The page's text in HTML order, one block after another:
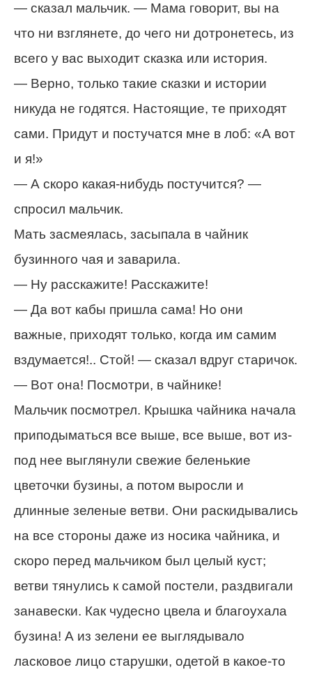
— сказал мальчик. — Мама говорит, вы на
что ни взглянете, до чего ни дотронетесь, из
всего у вас выходит сказка или история.
— Верно, только такие сказки и истории
никуда не годятся. Настоящие, те приходят
сами. Придут и постучатся мне в лоб: «А вот
и я!»
— А скоро какая-нибудь постучится? —
спросил мальчик.
Мать засмеялась, засыпала в чайник
бузинного чая и заварила.
— Ну расскажите! Расскажите!
— Да вот кабы пришла сама! Но они
важные, приходят только, когда им самим
вздумается!.. Стой! — сказал вдруг старичок.
— Вот она! Посмотри, в чайнике!
Мальчик посмотрел. Крышка чайника начала
приподыматься все выше, все выше, вот из-
под нее выглянули свежие беленькие
цветочки бузины, а потом выросли и
длинные зеленые ветви. Они раскидывались
на все стороны даже из носика чайника, и
скоро перед мальчиком был целый куст;
ветви тянулись к самой постели, раздвигали
занавески. Как чудесно цвела и благоухала
бузина! А из зелени ее выглядывало
ласковое лицо старушки, одетой в какое-то